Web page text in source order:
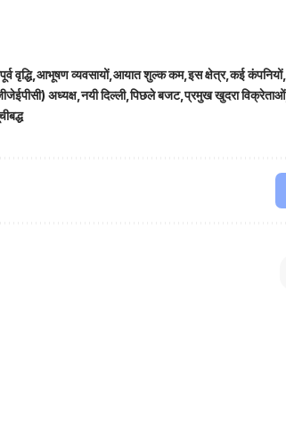
वृद्धि आभूषण व्यवसायों आयात शुल्क कम इस क्षेत्र कई कंपनियों
अध्यक्ष नयी दिल्ली पिछले बजट प्रमुख खुदरा विक्रेताओं